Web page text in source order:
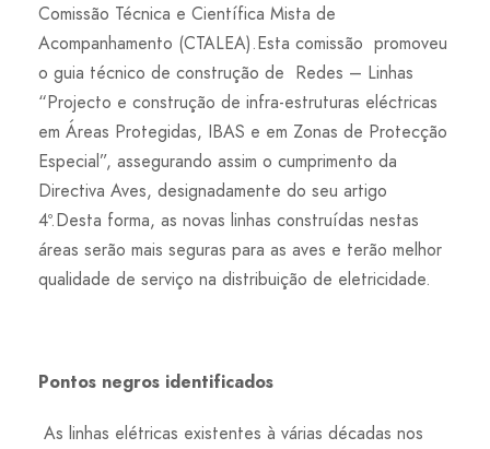
Comissão Técnica e Científica Mista de
Acompanhamento (CTALEA).Esta comissão promoveu
o guia técnico de construção de Redes – Linhas
“Projecto e construção de infra-estruturas eléctricas
em Áreas Protegidas, IBAS e em Zonas de Protecção
Especial”, assegurando assim o cumprimento da
Directiva Aves, designadamente do seu artigo
4º.Desta forma, as novas linhas construídas nestas
áreas serão mais seguras para as aves e terão melhor
qualidade de serviço na distribuição de eletricidade.
Pontos negros identificados
As linhas elétricas existentes à várias décadas nos